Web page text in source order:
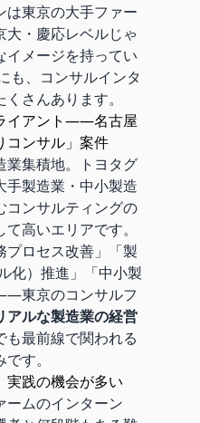
は東京の大手ファー
大・慶応レベルじゃ
メージを持ってい
も、コンサルインタ
さんあります。
イアント——名古屋
コンサル」案件
業集積地。トヨタグ
手製造業・中小製造
コンサルティングの
高いエリアです。
プロセス改善」「製
化）推進」「中小製
東京のコンサルフ
アルな製造業の経営
も最前線で関われる
す。
実践の機会が多い
ームのインターン